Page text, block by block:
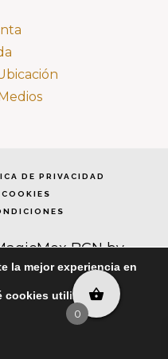
DE PRIVACIDAD
BCN by
reservados
la mejor experiencia en
cookies utilizamos o
EL BANNER DE
0